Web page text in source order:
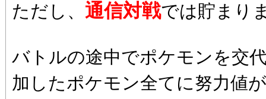
ただし、 通信対戦では貯まり
バトルの途中でポケモンを交
加したポケモン全てに努力値